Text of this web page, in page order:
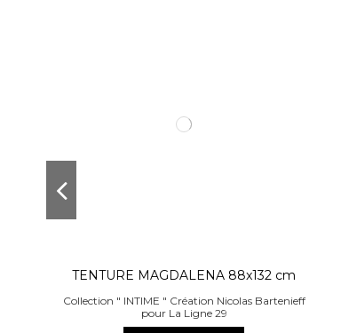
TENTURE MAGDALENA 88x132 cm
Collection " INTIME " Création Nicolas Bartenieff
pour La Ligne 29